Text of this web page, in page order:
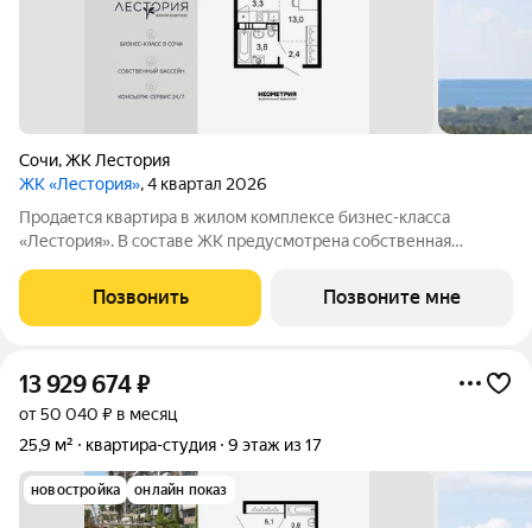
Сочи,ЖК Лестория
ЖК «Лестория», 4 квартал 2026
Продается квартира в жилом комплексе бизнес-класса
«Лестория». В составе ЖК предусмотрена собственная
подогреваемыми бассейнами, что соответствуют стандартам
бизнес-класса. Аквазона объединяет взрослый и
Позвонить Позвоните мне
13 929 674₽
от 50 040 ₽ в месяц
25,9 м²
квартира-студия 9 этаж из 17
новостройка онлайн показ